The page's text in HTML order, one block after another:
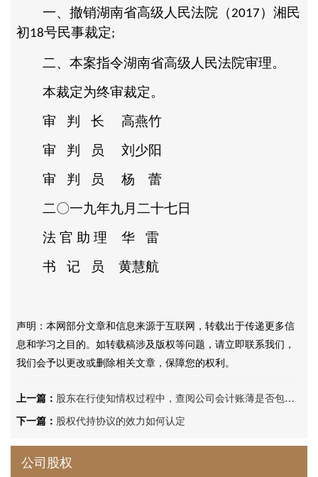
一、撤销湖南省高级人民法院（2017 ）湘民
初18号民事裁定;
二、本案指令湖南省高级人民法院审理。
本裁定为终审裁定。
审
判 长
高燕竹
审
判 员
刘少阳
审
判 员
杨 蕾
二〇一九年九月二十七日
法 官 助 理 华
雷
书
记 员 黄慧航
声明：本网部分文章和信息来源于互联网，转载出于传递更多信
息和学习之目的。如转载稿涉及版权等问题，请立即联系我们，
我们会予以更改或删除相关文章，保障您的权利。
上一篇： 股东在行使知情权过程中，查阅公司会计账薄是否包含摘抄
下一篇： 股权代持协议的效力如何认定
公司股权